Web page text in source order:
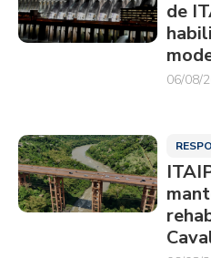
de
06/08/